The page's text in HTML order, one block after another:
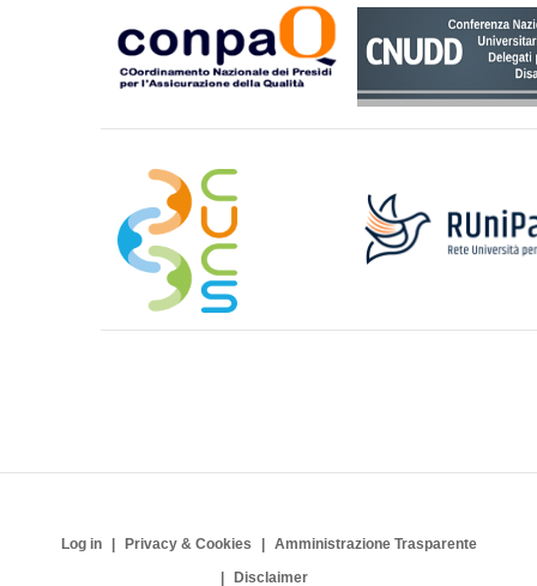
Log in Privacy & Cookies
Amministrazione Trasparente
Disclaimer